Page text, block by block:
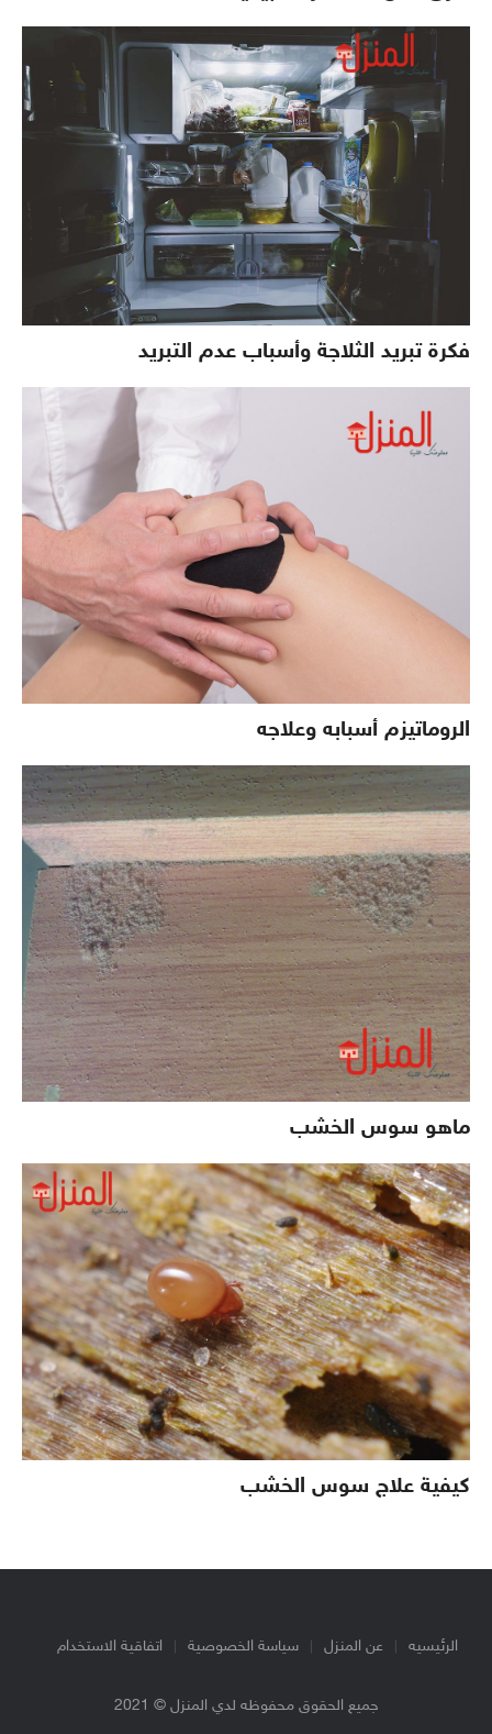
فكرة تبريد الثلاجة وأسباب عدم التبريد
الروماتيزم أسبابه وعلاجه
ماهو سوس الخشب
كيفية علاج سوس الخشب
الرئيسيه عن المنزل سياسة الخصوصية اتفاقية الاستخدام
جميع الحقوق محفوظه لدي المنزل © 2021